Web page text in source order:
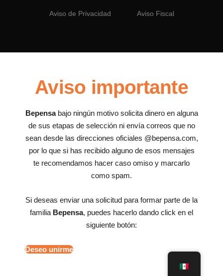
Aviso de Privacidad Aviso Fiscal
Aviso importante
Bepensabajo ningún motivo solicita dinero en alguna
de sus etapas de selección ni envía correos que no
sean desde las direcciones oficiales @bepensa.com,
por lo que si has recibido alguno de esos mensajes
te recomendamos hacer caso omiso y marcarlo
como spam.
Si deseas enviar una solicitud para formar parte de la
familia Bepensa, puedes hacerlo dando click en el
siguiente botón:
Deseo unirme